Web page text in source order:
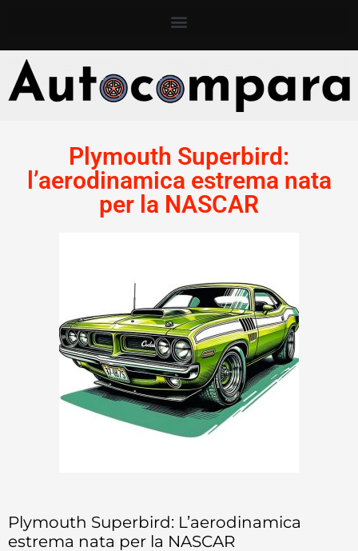
Plymouth Superbird:
l’aerodinamica estrema nata
per la NASCAR
Plymouth Superbird: L’aerodinamica
estrema nata per la NASCAR